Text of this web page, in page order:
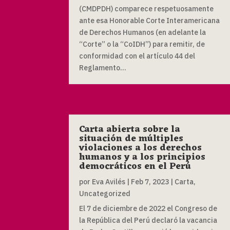
(CMDPDH) comparece respetuosamente
ante esa Honorable Corte Interamericana
de Derechos Humanos (en adelante la
“Corte” o la “CoIDH”) para remitir, de
conformidad con el artículo 44 del
Reglamento...
Carta abierta sobre la
situación de múltiples
violaciones a los derechos
humanos y a los principios
democráticos en el Perú
por Eva Avilés | Feb 7, 2023 | Carta,
Uncategorized
El 7 de diciembre de 2022 el Congreso de
la República del Perú declaró la vacancia